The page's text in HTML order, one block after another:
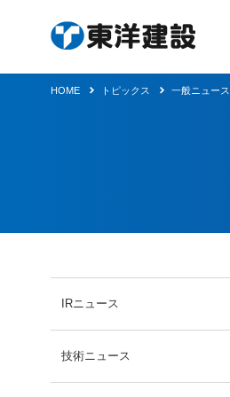
HOME トピックス 一般ニュース
IRニュース
技術ニュース